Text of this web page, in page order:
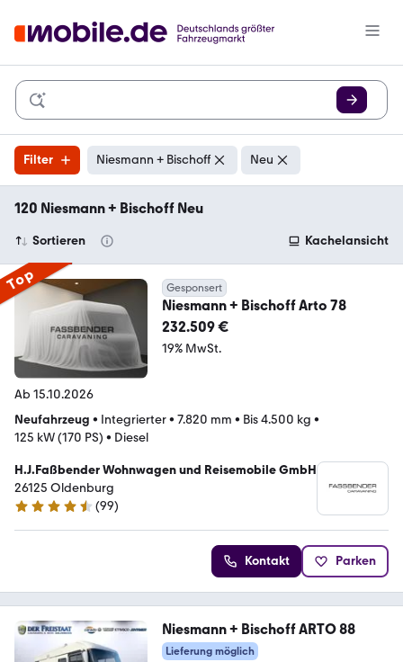
Filter Niesmann + Bischoff Neu
120 Niesmann + Bischoff Neu
Sortieren Kachelansicht
Top Gesponsert
Niesmann + Bischoff Arto 78
232.509 €
19% MwSt.
Ab 15.10.2026
Neufahrzeug • Integrierter• 7.820 mm • Bis 4.500 kg •
125 kW (170 PS) • Diesel
H.J.Faßbender Wohnwagen und Reisemobile GmbH
26125 Oldenburg
4.3 Sterne
(99)
Kontakt Parken
Niesmann + Bischoff ARTO 88
Lieferung möglich